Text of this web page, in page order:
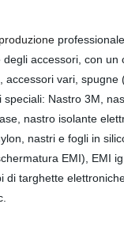
accessori, con
vari,
Nastro 3M,
nastro isolante
nastri e fogli in
EMI), EMI
targhette